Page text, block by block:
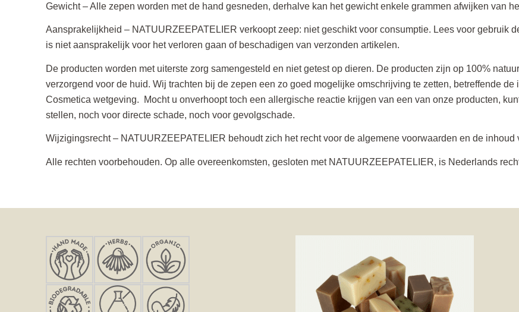
Gewicht – Alle zepen worden met de hand gesneden, derhalve kan het gewicht enkele grammen afwijken van
Aansprakelijkheid – NATUURZEEPATELIER verkoopt zeep: niet geschikt voor consumptie. Lees voor gebruik
is niet aansprakelijk voor het verloren gaan of beschadigen van verzonden artikelen.
De producten worden met uiterste zorg samengesteld en niet getest op dieren. De producten zijn op 100%
verzorgend voor de huid. Wij trachten bij de zepen een zo goed mogelijke omschrijving te zetten, betreffende
Cosmetica wetgeving. Mocht u onverhoopt toch een allergische reactie krijgen van een van onze producten,
stellen, noch voor directe schade, noch voor gevolgschade.
Wijzigingsrecht – NATUURZEEPATELIER behoudt zich het recht voor de algemene voorwaarden en de
Alle rechten voorbehouden. Op alle overeenkomsten, gesloten met NATUURZEEPATELIER, is Nederlands